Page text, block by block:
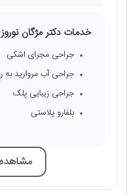
خدمات دکتر مژگان
جراحی مجرای اشکی
جراحی آب مروارید
جراحی زیبایی پلک
بلفارو پلاستی